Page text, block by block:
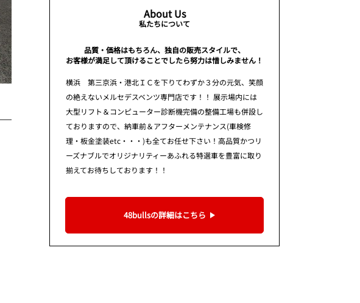
About Us
私たちについて
品質・価格はもちろん、独自の販売スタイルで、
お客様が満足して頂けることでしたら努力は惜しみません！
横浜 第三京浜・港北ＩＣを下りてわずか３分の元気、笑顔
の絶えないメルセデスベンツ専門店です！！ 展示場内には
大型リフト＆コンピューター診断機完備の整備工場も併設し
ておりますので、納車前＆アフターメンテナンス(車検修
理・板金塗装etc・・・)も全てお任せ下さい！高品質かつリ
ーズナブルでオリジナリティーあふれる特選車を豊富に取り
揃えてお待ちしております！！
48bullsの詳細はこちら